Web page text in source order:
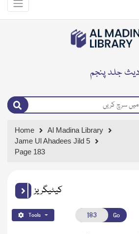
جلد پنجم
Home
Al Madina Library
Jame Ul Ahadees Jild 5
Page 183
کیٹیگریز
Tools Go